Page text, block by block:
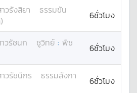
วรังสิยา
ธรรมขัน
6ชั่วโมง
วรัชนก ชูวิทย์ : พืช
6ชั่วโมง
วรัชนีกร
ธรรมลังกา
6ชั่วโมง